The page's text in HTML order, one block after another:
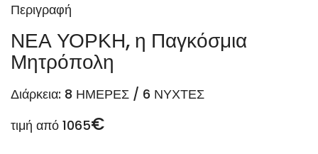
Περιγραφή
ΝΕΑ ΥΟΡΚΗ, η Παγκόσμια
Μητρόπολη
Διάρκεια: 8 ΗΜΕΡΕΣ / 6 ΝΥΧΤΕΣ
τιμή από 1065€